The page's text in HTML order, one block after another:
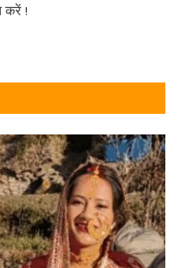
करें !